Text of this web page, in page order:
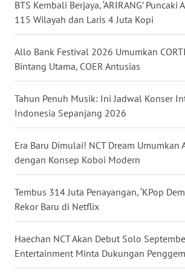
BTS Kembali Berjaya, ‘ARIRANG’
115 Wilayah dan Laris 4 Juta Kopi
Allo Bank Festival 2026 Umumkan
Bintang Utama, COER Antusias
Tahun Penuh Musik: Ini Jadwal Konser
Indonesia Sepanjang 2026
Era Baru Dimulai! NCT Dream Umumkan
dengan Konsep Koboi Modern
Tembus 314 Juta Penayangan, ‘KPop
Rekor Baru di Netflix
Haechan NCT Akan Debut Solo
Entertainment Minta Dukungan
WN
WN
SUMBAR
SUMSEL
WN
BENGKULU
WN
LAMPUNG
WN
JATENG